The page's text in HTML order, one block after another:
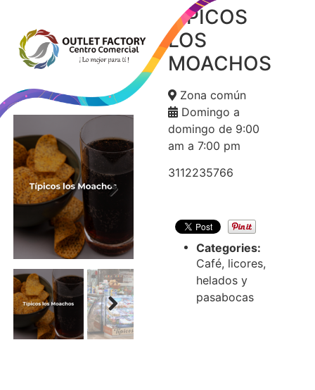
TÍPICOS
LOS
MOACHOS
Next
TÍPICOS
LOS
MOACHOS
Zona común
Domingo a
domingo de 9:00
am a 7:00 pm
3112235766
Categories:
Café, licores,
helados y
pasabocas